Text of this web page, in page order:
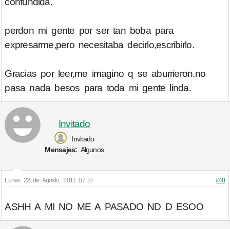
perdon mi gente por ser tan boba para
expresarme,pero necesitaba decirlo,escribirlo.
Gracias por leer,me imagino q se aburrieron.no
pasa nada besos para toda mi gente linda.
Invitado
Invitado
Mensajes: Algunos
Lunes 22 de Agosto, 2011 07:10 #40
ASHH A MI NO ME A PASADO ND D ESOO